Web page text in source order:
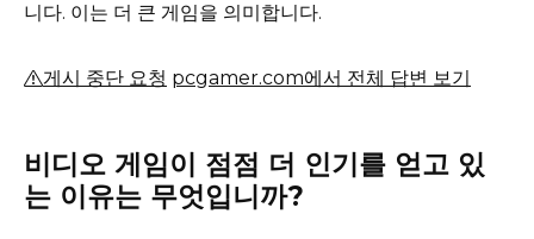
니다. 이는 더 큰 게임을 의미합니다.
게시 중단 요청 pcgamer.com에서 전체 답변 보기
비디오 게임이 점점 더 인기를 얻고 있
는 이유는 무엇입니까?